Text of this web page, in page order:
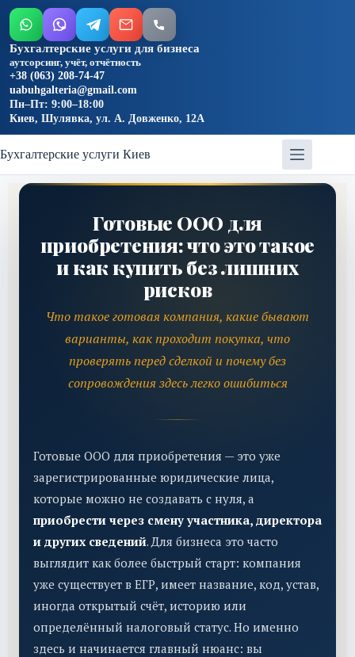
Бухгалтерские услуги для бизнеса
аутсорсинг, учёт, отчётность
+38 (063) 208-74-47
uabuhgalteria@gmail.com
Пн–Пт: 9:00–18:00
Киев, Шулявка, ул. А. Довженко, 12А
Бухгалтерские услуги Киев
Готовые ООО для
приобретения: что это такое
и как купить без лишних
рисков
Что такое готовая компания, какие бывают
варианты, как проходит покупка, что
проверять перед сделкой и почему без
сопровождения здесь легко ошибиться
Готовые ООО для приобретения — это уже
зарегистрированные юридические лица,
которые можно не создавать с нуля, а
приобрести через смену участника, директора
и других сведений. Для бизнеса это часто
выглядит как более быстрый старт: компания
уже существует в ЕГР, имеет название, код, устав,
иногда открытый счёт, историю или
определённый налоговый статус. Но именно
здесь и начинается главный нюанс: вы